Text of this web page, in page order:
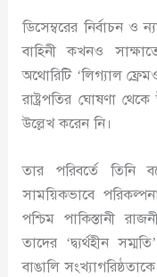
ডিসেম্বরের নির্বাচন ও
বাহিনী কখনও
অথোরিটি ‘লিগ্যাল
রাষ্ট্রপতির ঘোষণা
উল্লেখ করেন নি।
তার পরিবর্তে তিনি
সাময়িকভাবে
পশ্চিম পাকিস্তানী
তাদের ‘দ্ব্যর্থহীন
বাঙালি